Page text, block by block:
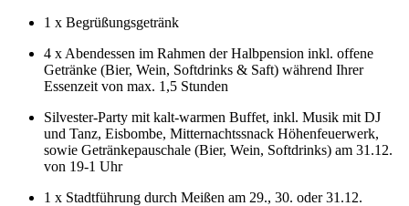
1 x Begrüßungsgetränk
4 x Abendessen im Rahmen der Halbpension inkl. offene
Getränke (Bier, Wein, Softdrinks & Saft) während Ihrer
Essenzeit von max. 1,5 Stunden
Silvester-Party mit kalt-warmen Buffet, inkl. Musik mit DJ
und Tanz, Eisbombe, Mitternachtssnack Höhenfeuerwerk,
sowie Getränkepauschale (Bier, Wein, Softdrinks) am 31.12.
von 19-1 Uhr
1 x Stadtführung durch Meißen am 29., 30. oder 31.12.